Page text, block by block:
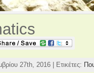
27th, 2016 | Ετικέτες: